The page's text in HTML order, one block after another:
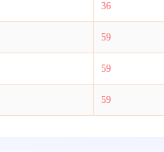
36
59
59
59